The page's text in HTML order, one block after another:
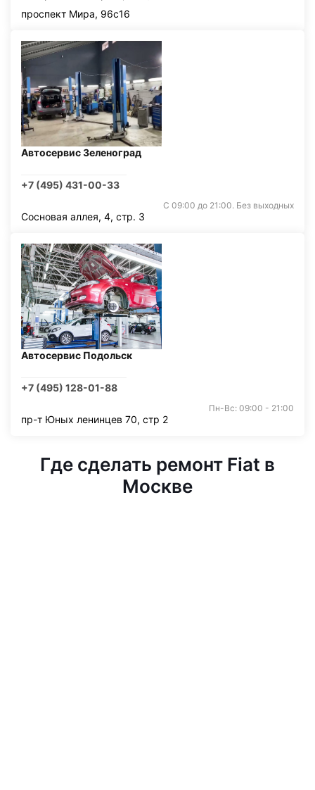
проспект Мира, 96с16
Автосервис Зеленоград
+7 (495) 431-00-33
С 09:00 до 21:00. Без выходных
Сосновая аллея, 4, стр. 3
Автосервис Подольск
+7 (495) 128-01-88
Пн-Вс: 09:00 - 21:00
пр-т Юных ленинцев 70, стр 2
Где сделать ремонт Fiat в
Москве